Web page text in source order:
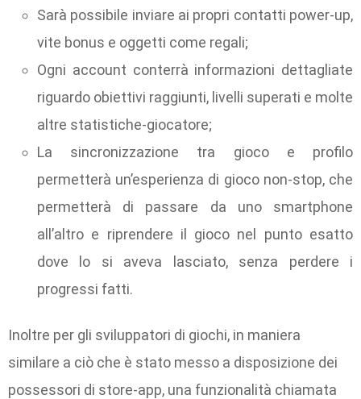
Sarà possibile inviare ai propri contatti power-up,
vite bonus e oggetti come regali;
Ogni account conterrà informazioni dettagliate
riguardo obiettivi raggiunti, livelli superati e molte
altre statistiche-giocatore;
La sincronizzazione tra gioco e profilo
permetterà un’esperienza di gioco non-stop, che
permetterà di passare da uno smartphone
all’altro e riprendere il gioco nel punto esatto
dove lo si aveva lasciato, senza perdere i
progressi fatti.
Inoltre per gli sviluppatori di giochi, in maniera
similare a ciò che è stato messo a disposizione dei
possessori di store-app, una funzionalità chiamata